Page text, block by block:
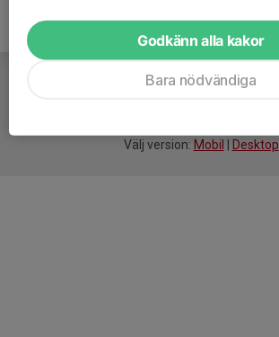
Välj version: Mobil Desktop
Godkänn alla kakor
Bara nödvändiga